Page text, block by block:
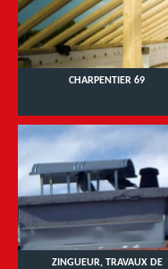
CHARPENTIER 69
ZINGUEUR, TRAVAUX DE